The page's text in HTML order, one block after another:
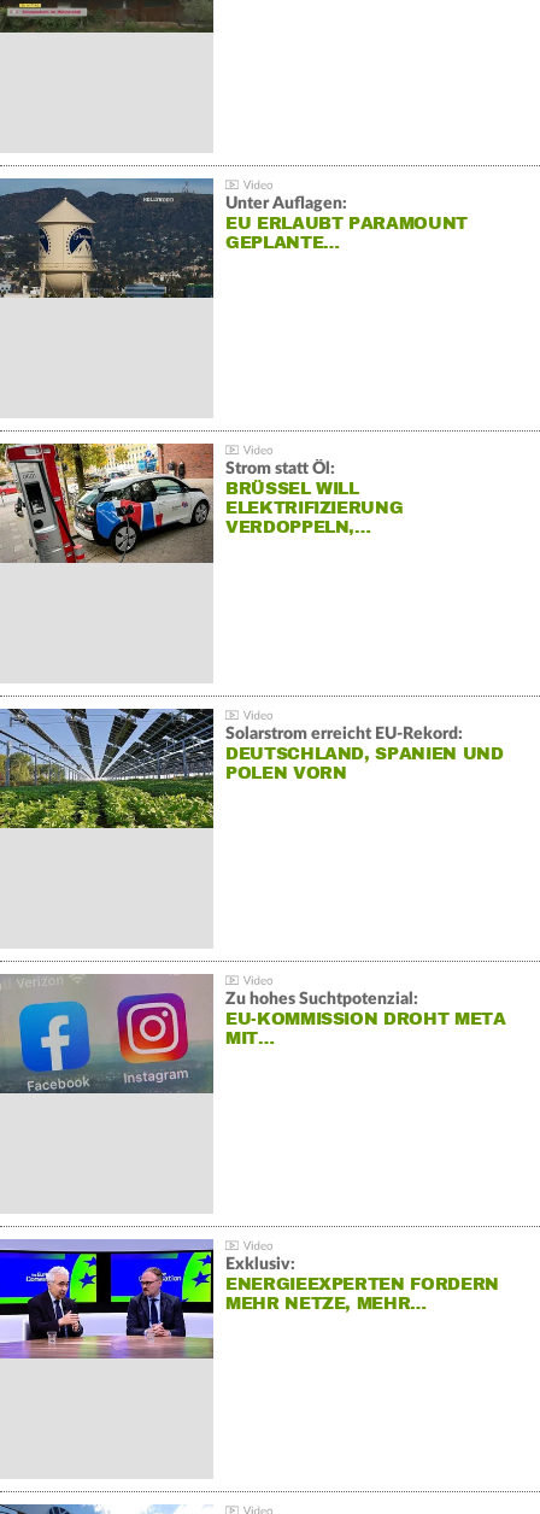
Unter Auflagen:
EU ERLAUBT PARAMOUNT
GEPLANTE…
Strom statt Öl:
BRÜSSEL WILL
ELEKTRIFIZIERUNG
VERDOPPELN,…
Solarstrom erreicht EU-Rekord:
DEUTSCHLAND, SPANIEN UND
POLEN VORN
Zu hohes Suchtpotenzial:
EU-KOMMISSION DROHT META
MIT…
Exklusiv:
ENERGIEEXPERTEN FORDERN
MEHR NETZE, MEHR…